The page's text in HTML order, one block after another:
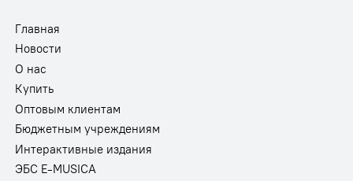
Главная
Новости
О нас
Купить
Оптовым клиентам
Бюджетным учреждениям
Интерактивные издания
ЭБС E-MUSICA